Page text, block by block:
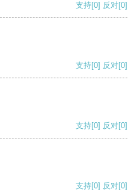
支持[0] 反对[0]
支持[0] 反对[0]
支持[0] 反对[0]
支持[0] 反对[0]